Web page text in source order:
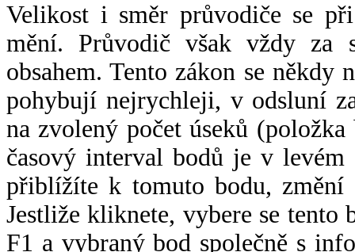
Velikost i směr průvodiče se
mění. Průvodič však vždy za
obsahem. Tento zákon se někdy
pohybují nejrychleji, v odsluní
na zvolený počet úseků
časový interval bodů je v
přiblížíte k tomuto bodu,
Jestliže kliknete, vybere se tento
F1 a vybraný bod společně s